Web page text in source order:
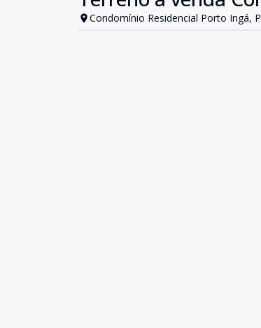
Condomínio Residencial Porto Ingá,